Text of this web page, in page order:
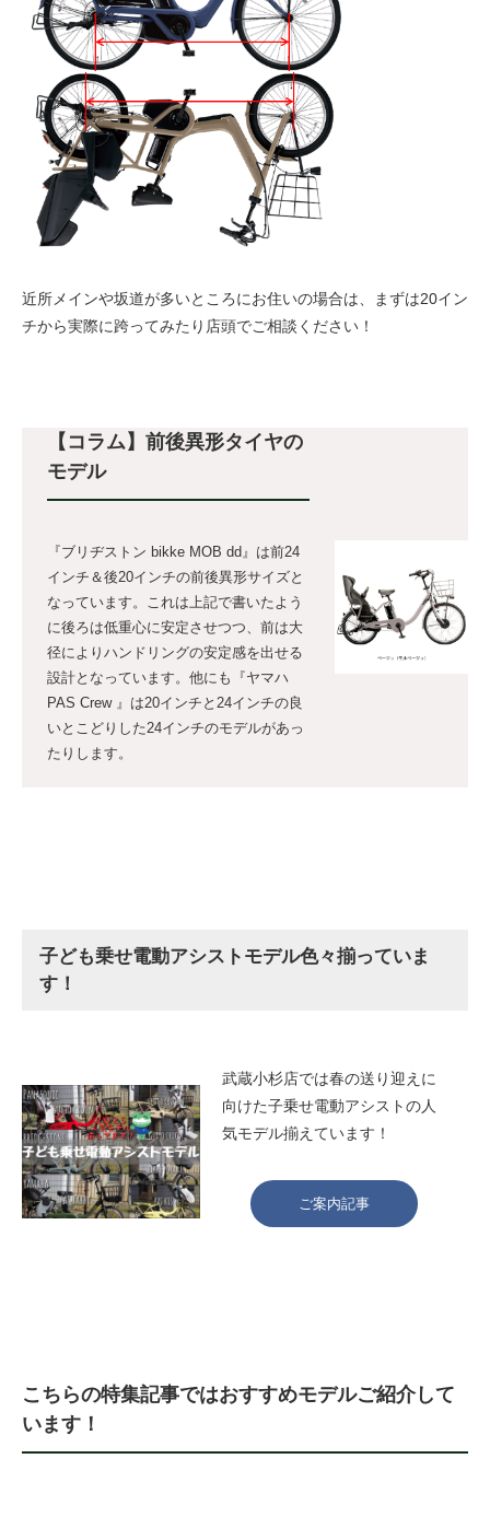
近所メインや坂道が多いところにお住いの場合は、まずは20イン
チから実際に跨ってみたり店頭でご相談ください！
【コラム】前後異形タイヤの
モデル
『ブリヂストン bikke MOB dd』は前24
インチ＆後20インチの前後異形サイズと
なっています。これは上記で書いたよう
に後ろは低重心に安定させつつ、前は大
径によりハンドリングの安定感を出せる
設計となっています。他にも『ヤマハ
PAS Crew 』は20インチと24インチの良
いとこどりした24インチのモデルがあっ
たりします。
子ども乗せ電動アシストモデル色々揃っていま
す！
武蔵小杉店では春の送り迎えに
向けた子乗せ電動アシストの人
気モデル揃えています！
ご案内記事
こちらの特集記事ではおすすめモデルご紹介して
います！